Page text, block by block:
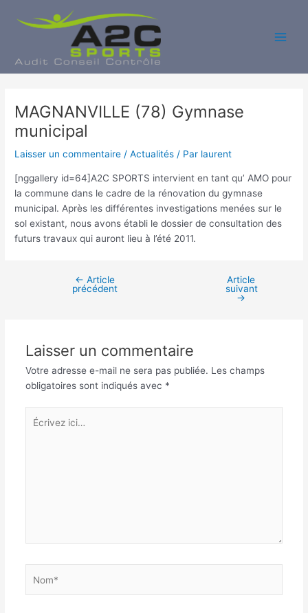
MAGNANVILLE (78) Gymnase
municipal
Laisser un commentaire /Actualités / Par laurent
[nggallery id=64]A2C SPORTS intervient en tant qu’ AMO pour
la commune dans le cadre de la rénovation du gymnase
municipal. Après les différentes investigations menées sur le
sol existant, nous avons établi le dossier de consultation des
futurs travaux qui auront lieu à l’été 2011.
Navigation
← Article
précédent
Article
suivant
→
Laisser un commentaire
Votre adresse e-mail ne sera pas publiée. Les champs
obligatoires sont indiqués avec *
Écrivez
ici…